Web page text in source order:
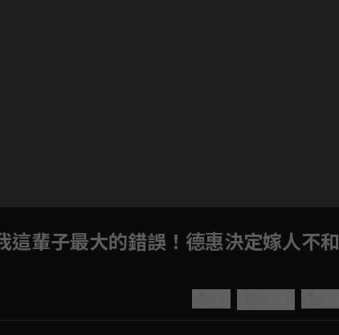
這輩子最大的錯誤！德惠決定嫁人不和